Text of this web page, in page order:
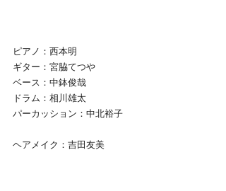
ピアノ：西本明
ギター：宮脇てつや
ベース：中鉢俊哉
ドラム：相川雄太
パーカッション：中北裕子
ヘアメイク：吉田友美